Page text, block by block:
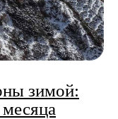
зимой: